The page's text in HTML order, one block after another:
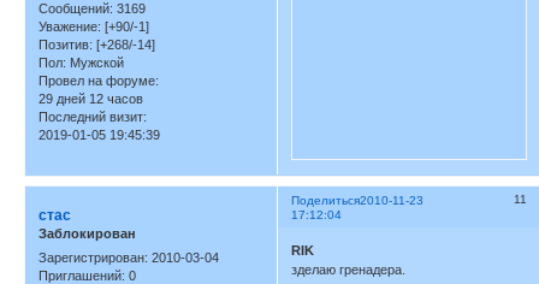
Сообщений: 3169
Уважение: [+90/-1]
Позитив: [+268/-14]
Пол: Мужской
Провел на форуме:
29 дней 12 часов
Последний визит:
2019-01-05 19:45:39
Поделиться 11
2010-11-23
17:12:04
стас
Заблокирован
Зарегистрирован: 2010-03-04
Приглашений: 0
RIK
зделаю гренадера.